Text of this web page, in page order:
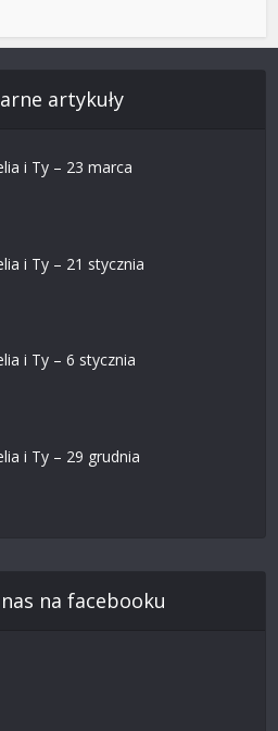
artykuły
i Ty – 23 marca
i Ty – 21 stycznia
i Ty – 6 stycznia
i Ty – 29 grudnia
nas na facebooku